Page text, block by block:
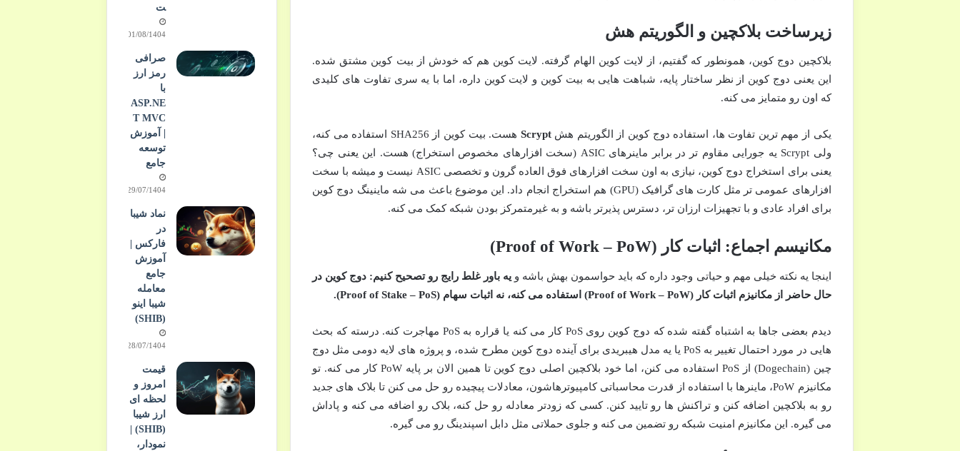
زیرساخت بلاکچین و الگوریتم هش
بلاکچین دوج کوین، همونطور که گفتیم، از لایت کوین الهام گرفته. لایت کوین هم که خودش از بیت کوین مشتق شده.
این یعنی دوج کوین از نظر ساختار پایه، شباهت هایی به بیت کوین و لایت کوین داره، اما با یه سری تفاوت های کلیدی
که اون رو متمایز می کنه.
یکی از مهم ترین تفاوت ها، استفاده دوج کوین از الگوریتم هشScrypt
هست. بیت کوین از SHA256 استفاده می کنه،
ولی Scrypt یه جورایی مقاوم تر در برابر ماینرهای ASIC (سخت افزارهای مخصوص استخراج) هست. این یعنی چی؟
یعنی برای استخراج دوج کوین، نیازی به اون سخت افزارهای فوق العاده گرون و تخصصی ASIC نیست و میشه با سخت
افزارهای عمومی تر مثل کارت های گرافیک (GPU) هم استخراج انجام داد. این موضوع باعث می شه ماینینگ دوج کوین
برای افراد عادی و با تجهیزات ارزان تر، دسترس پذیرتر باشه و به غیرمتمرکز بودن شبکه کمک می کنه.
مکانیسم اجماع: اثبات کار (Proof of Work – PoW)
اینجا یه نکته خیلی مهم و حیاتی وجود داره که باید حواسمون بهش باشه و یه باور غلط رایج رو تصحیح کنیم: دوج کوین در
حال حاضر از مکانیزم اثبات کار (Proof of Work – PoW) استفاده می کنه، نه اثبات سهام (Proof of Stake – PoS).
دیدم بعضی جاها به اشتباه گفته شده که دوج کوین روی PoS کار می کنه یا قراره به PoS مهاجرت کنه. درسته که بحث
هایی در مورد احتمال تغییر به PoS یا یه مدل هیبریدی برای آینده دوج کوین مطرح شده، و پروژه های لایه دومی مثل دوج
چین (Dogechain) از PoS استفاده می کنن، اما خود بلاکچین اصلی دوج کوین تا همین الان بر پایه PoW کار می کنه. تو
مکانیزم PoW، ماینرها با استفاده از قدرت محاسباتی کامپیوترهاشون، معادلات پیچیده رو حل می کنن تا بلاک های جدید
رو به بلاکچین اضافه کنن و تراکنش ها رو تایید کنن. کسی که زودتر معادله رو حل کنه، بلاک رو اضافه می کنه و پاداش
می گیره. این مکانیزم امنیت شبکه رو تضمین می کنه و جلوی حملاتی مثل دابل اسپندینگ رو می گیره.
ت
01/08/1404
صرافی
رمز ارز
با
ASP.NE
T MVC
| آموزش
توسعه
جامع
29/07/1404
نماد شیبا
در
فارکس |
آموزش
جامع
معامله
شیبا اینو
(SHIB)
28/07/1404
قیمت
امروز و
لحظه ای
ارز شیبا
(SHIB) |
نمودار،